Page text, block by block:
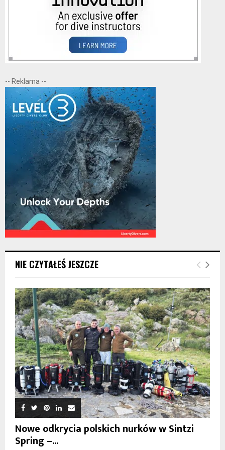
-- Reklama --
NIE CZYTAŁEŚ JESZCZE
Nowe odkrycia polskich nurków w Sintzi
Spring –...